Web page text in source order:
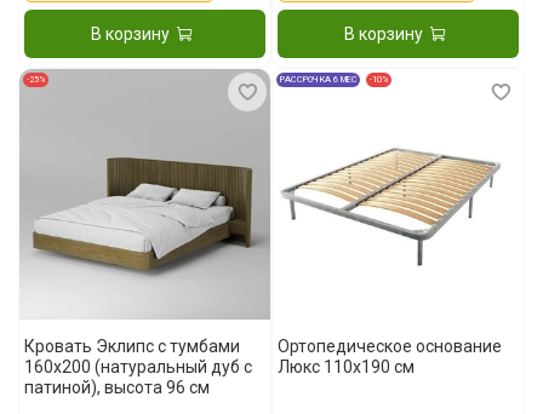
В корзину В корзину
-25%
Кровать Эклипс с тумбами
160x200 (натуральный дуб с
патиной), высота 96 см
РАССРОЧКА 6 МЕС -10%
Ортопедическое основание
Люкс 110x190 см